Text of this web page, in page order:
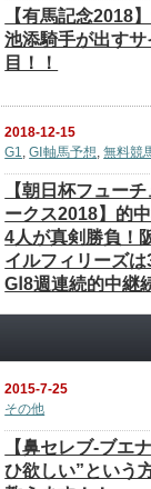
【有馬記念2018
池添騎手が出す
目！！
2018-12-15
G1,GⅠ軸馬予想,無料競
【朝日杯フュー
ークス2018】的
4人が真剣勝負！
イルフィリーズは
GⅠ8週連続的中継
2015-7-25
その他
【鼻セレブ-ブエ
ひ欲しい”という